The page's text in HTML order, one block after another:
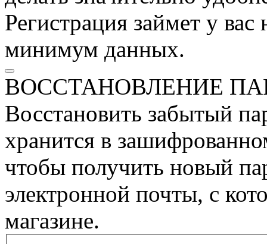
Регистрация займет у
минимум данных.
ВОССТАНОВЛЕНИЕ
Восстановить забытый
хранится в
чтобы получить новый
электронной почты, с
магазине.